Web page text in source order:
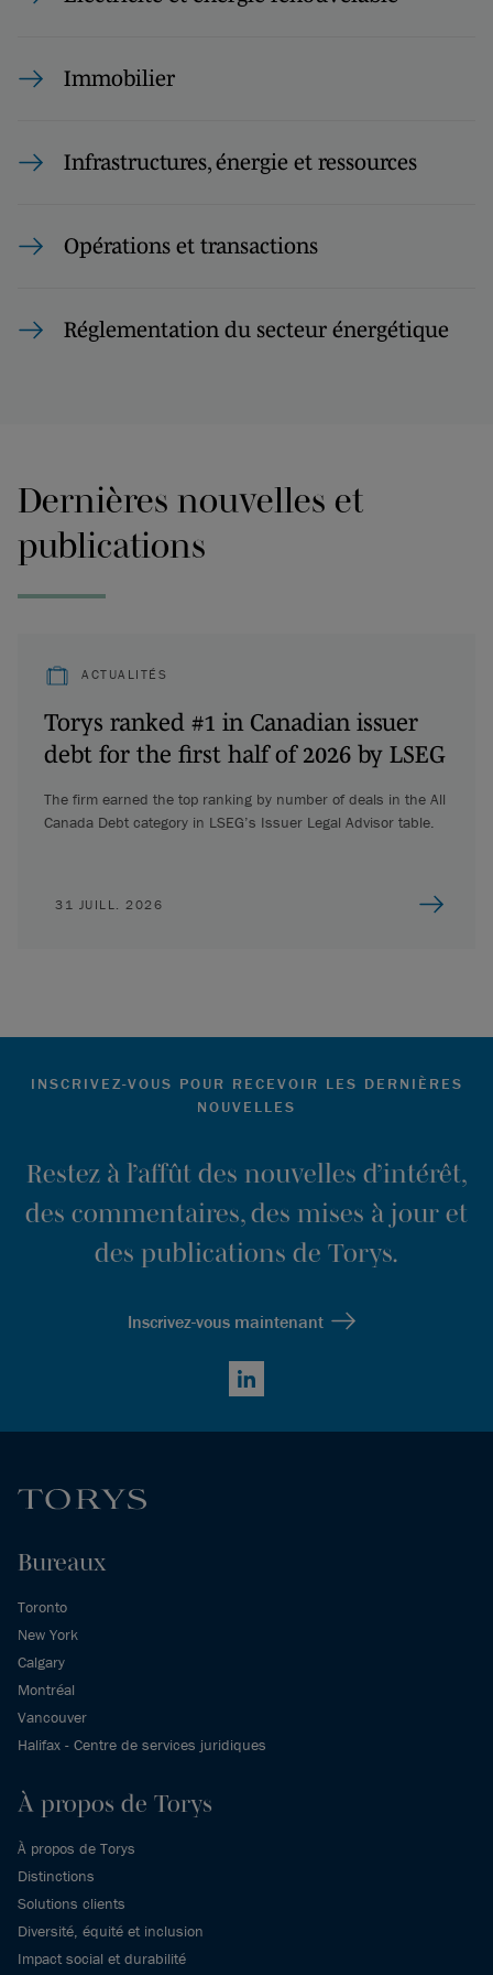
Immobilier
Infrastructures, énergie et ressources
Opérations et transactions
Réglementation du secteur énergétique
Dernières nouvelles et
publications
ACTUALITÉS
Torys ranked #1 in Canadian issuer
debt for the first half of 2026 by LSEG
The firm earned the top ranking by number of deals in the All
Canada Debt category in LSEG’s Issuer Legal Advisor table.
31 JUILL. 2026
INSCRIVEZ-VOUS POUR RECEVOIR LES DERNIÈRES
NOUVELLES
Restez à l’affût des nouvelles d’intérêt,
des commentaires, des mises à jour et
des publications de Torys.
Inscrivez-vous maintenant
LinkedIn
Bureaux
Toronto
New York
Calgary
Montréal
Vancouver
Halifax - Centre de services juridiques
À propos de Torys
À propos de Torys
Distinctions
Solutions clients
Diversité, équité et inclusion
Impact social et durabilité